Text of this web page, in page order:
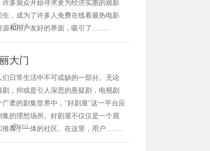
多观众开始寻求更为经济实惠的观影
，成为了许多人免费在线看最热电影
和用户友好的界面，吸引了.........
10
大门
日常生活中不可或缺的一部分。无论
，抑或是引人深思的悬疑剧，电视剧
袤的剧集世界中，"好剧屋"这一平台应
的理想场所。好剧屋不仅仅是一个观
荐于一体的社区。在这里，用户.........
10